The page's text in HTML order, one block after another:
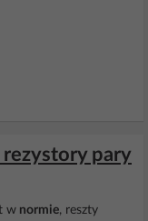
pary
w normie, reszty